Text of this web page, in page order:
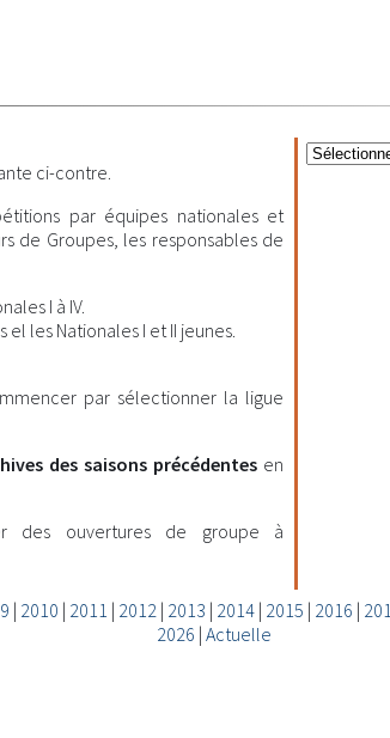
ci-contre.
par équipes nationales et
de Groupes, les responsables de
I à IV.
les Nationales I et II jeunes.
par sélectionner la ligue
des saisons précédentes en
des ouvertures de groupe à
| 2010 | 2011 | 2012| 2013 | 2014| 2015 | 2016 |
2026 | Actuelle